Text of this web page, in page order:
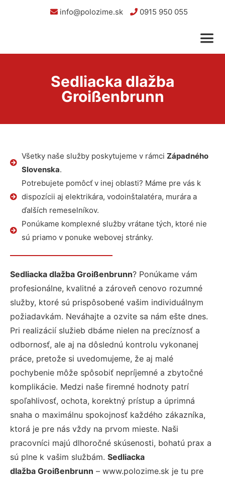
info@polozime.sk 0915 950 055
Sedliacka dlažba
Groißenbrunn
Všetky naše služby poskytujeme v rámci Západného
Slovenska.
Potrebujete pomôcť v inej oblasti? Máme pre vás k
dispozícii aj elektrikára, vodoinštalatéra, murára a
ďalších remeselníkov.
Ponúkame komplexné služby vrátane tých, ktoré nie
sú priamo v ponuke webovej stránky.
Sedliacka dlažba Groißenbrunn? Ponúkame vám
profesionálne, kvalitné a zároveň cenovo rozumné
služby, ktoré sú prispôsobené vašim individuálnym
požiadavkám. Neváhajte a ozvite sa nám ešte dnes.
Pri realizácií služieb dbáme nielen na precíznosť a
odbornosť, ale aj na dôslednú kontrolu vykonanej
práce, pretože si uvedomujeme, že aj malé
pochybenie môže spôsobiť nepríjemné a zbytočné
komplikácie. Medzi naše firemné hodnoty patrí
spoľahlivosť, ochota, korektný prístup a úprimná
snaha o maximálnu spokojnosť každého zákazníka,
ktorá je pre nás vždy na prvom mieste. Naši
pracovníci majú dlhoročné skúsenosti, bohatú prax a
sú plne k vašim službám. Sedliacka
dlažba Groißenbrunn – www.polozime.sk je tu pre